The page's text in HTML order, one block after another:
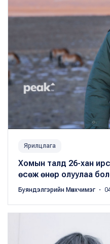
Ярилцлага
Хомын талд 26-хан
өсөж өнөр олуулаа
Буяндэлгэрийн Мөнхчимэг ・